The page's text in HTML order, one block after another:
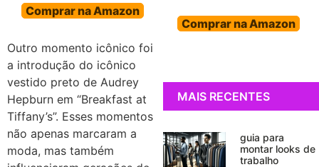
Comprar na Amazon
Outro momento icônico foi
a introdução do icônico
vestido preto de Audrey
Hepburn em “Breakfast at
Tiffany’s”. Esses momentos
não apenas marcaram a
moda, mas também
Comprar na Amazon
MAIS RECENTES
guia para
montar looks de
trabalho